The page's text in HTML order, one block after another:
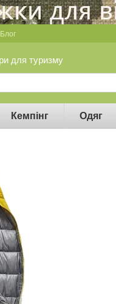
Блог
для туризму
Кемпінг Одяг